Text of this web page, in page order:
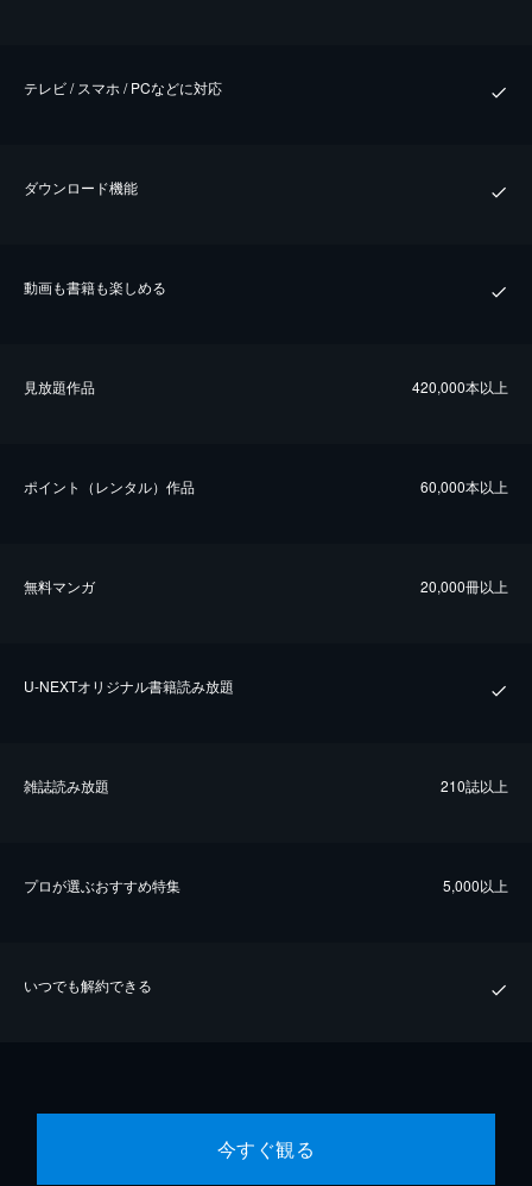
テレビ / スマホ / PCなどに対応
ダウンロード機能
動画も書籍も楽しめる
⾒放題作品 420,000本以上
ポイント（レンタル）作品 60,000本以上
無料マンガ 20,000冊以上
U-NEXTオリジナル書籍読み放題
雑誌読み放題 210誌以上
プロが選ぶおすすめ特集 5,000以上
いつでも解約できる
今すぐ観る